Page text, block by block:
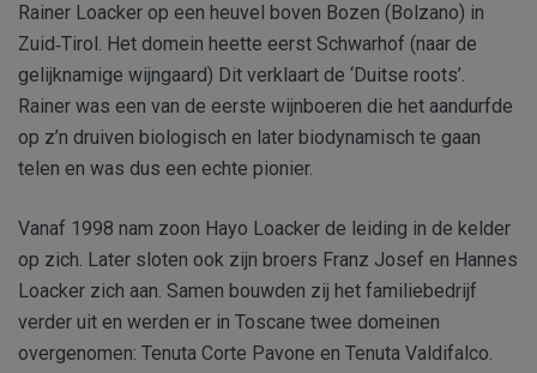
Rainer Loacker op een heuvel boven Bozen (Bolzano) in
Zuid‑Tirol. Het domein heette eerst Schwarhof (naar de
gelijknamige wijngaard) Dit verklaart de ‘Duitse roots’.
Rainer was een van de eerste wijnboeren die het aandurfde
op z’n druiven biologisch en later biodynamisch te gaan
telen en was dus een echte pionier.
Vanaf 1998 nam zoon Hayo Loacker de leiding in de kelder
op zich. Later sloten ook zijn broers Franz Josef en Hannes
Loacker zich aan. Samen bouwden zij het familiebedrijf
verder uit en werden er in Toscane twee domeinen
overgenomen: Tenuta Corte Pavone en Tenuta Valdifalco.